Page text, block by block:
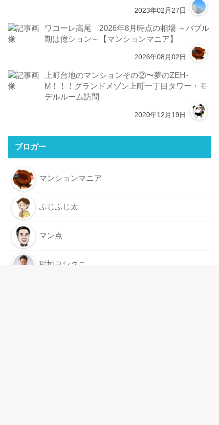
2023年02月27日
ワコーレ高尾 2026年8月時点の相場 ～バブル
期は億ション～【マンションマニア】
2026年08月02日
上町台地のマンションその②〜夢のZEH-
M！！！グランドメゾン上町一丁目タワー・モ
デルルーム訪問
2020年12月19日
ブロガー
マンションマニア
ふじふじ太
マン点
稲垣ヨシクニ